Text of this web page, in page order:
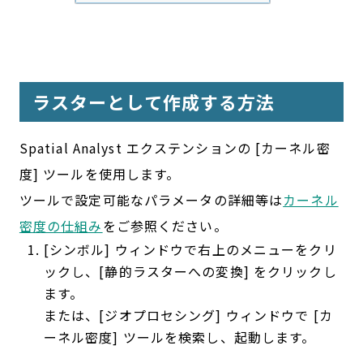
ラスターとして作成する方法
Spatial Analyst エクステンションの [カーネル密
度] ツールを使用します。
ツールで設定可能なパラメータの詳細等はカーネル
密度の仕組みをご参照ください。
[シンボル] ウィンドウで右上のメニューをクリ
ックし、[静的ラスターへの変換] をクリックし
ます。
または、[ジオプロセシング] ウィンドウで [カ
ーネル密度] ツールを検索し、起動します。